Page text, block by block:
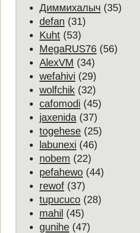
Диммихалыч (35)
defan (31)
Kuht (53)
MegaRUS76 (56)
AlexVM (34)
wefahivi (29)
wolfchik (32)
cafomodi (45)
jaxenida (37)
togehese (25)
labunexi (46)
nobem (22)
pefahewo (44)
rewof (37)
tupucuco (28)
mahil (45)
gunihe (47)